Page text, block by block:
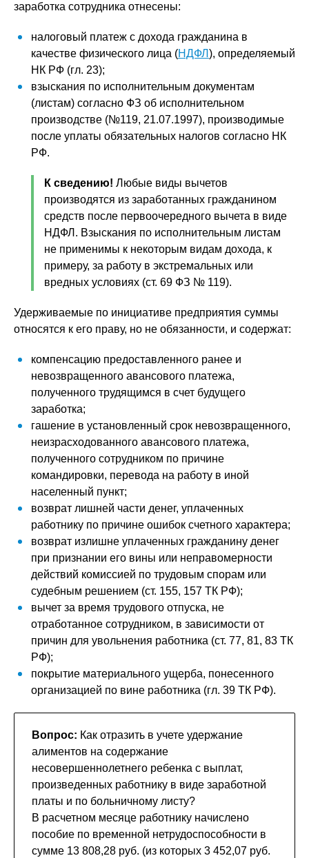
заработка сотрудника отнесены:
налоговый платеж с дохода гражданина в
качестве физического лица (НДФЛ), определяемый
НК РФ (гл. 23);
взыскания по исполнительным документам
(листам) согласно ФЗ об исполнительном
производстве (№119, 21.07.1997), производимые
после уплаты обязательных налогов согласно НК
РФ.
К сведению! Любые виды вычетов
производятся из заработанных гражданином
средств после первоочередного вычета в виде
НДФЛ. Взыскания по исполнительным листам
не применимы к некоторым видам дохода, к
примеру, за работу в экстремальных или
вредных условиях (ст. 69 ФЗ № 119).
Удерживаемые по инициативе предприятия суммы
относятся к его праву, но не обязанности, и содержат:
компенсацию предоставленного ранее и
невозвращенного авансового платежа,
полученного трудящимся в счет будущего
заработка;
гашение в установленный срок невозвращенного,
неизрасходованного авансового платежа,
полученного сотрудником по причине
командировки, перевода на работу в иной
населенный пункт;
возврат лишней части денег, уплаченных
работнику по причине ошибок счетного характера;
возврат излишне уплаченных гражданину денег
при признании его вины или неправомерности
действий комиссией по трудовым спорам или
судебным решением (ст. 155, 157 ТК РФ);
вычет за время трудового отпуска, не
отработанное сотрудником, в зависимости от
причин для увольнения работника (ст. 77, 81, 83 ТК
РФ);
покрытие материального ущерба, понесенного
организацией по вине работника (гл. 39 ТК РФ).
Вопрос: Как отразить в учете удержание
алиментов на содержание
несовершеннолетнего ребенка с выплат,
произведенных работнику в виде заработной
платы и по больничному листу?
В расчетном месяце работнику начислено
пособие по временной нетрудоспособности в
сумме 13 808,28 руб. (из которых 3 452,07 руб.